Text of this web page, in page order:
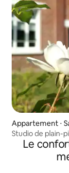
Appartement ⋅
Studio de plain-
Le